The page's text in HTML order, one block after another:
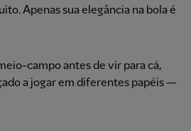
Apenas sua elegância na bola é
campo antes de vir para cá,
a jogar em diferentes papéis —